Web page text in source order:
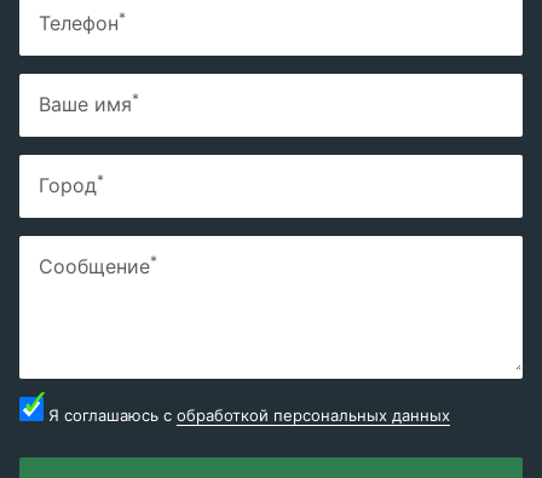
Телефон*
Ваше имя*
Город*
Сообщение*
Я соглашаюсь с обработкой персональных данных